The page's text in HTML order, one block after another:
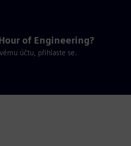
of Engineering?
účtu, přihlaste se.